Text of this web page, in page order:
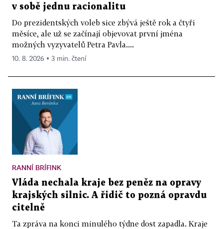
v sobě jednu racionalitu
Do prezidentských voleb sice zbývá ještě rok a čtyři
měsíce, ale už se začínají objevovat první jména
možných vyzyvatelů Petra Pavla....
10. 8. 2026 ▪ 3 min. čtení
RANNÍ BRÍFINK
Vláda nechala kraje bez peněz na opravy
krajských silnic. A řidič to pozná opravdu
citelně
Ta zpráva na konci minulého týdne dost zapadla. Kraje